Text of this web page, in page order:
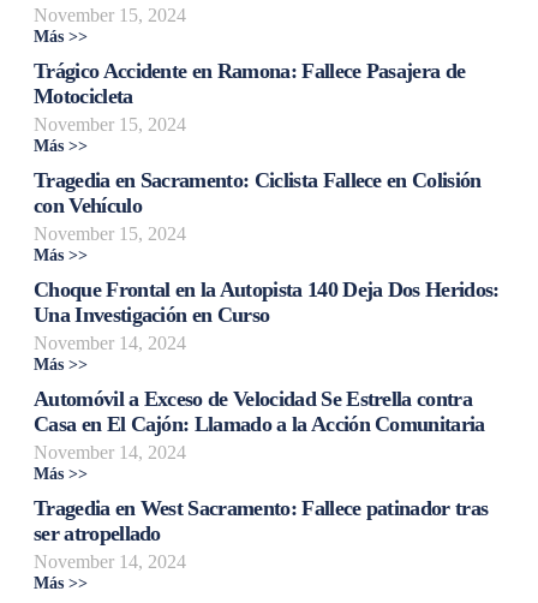
November 15, 2024
Más >>
Trágico Accidente en Ramona: Fallece Pasajera de
Motocicleta
November 15, 2024
Más >>
Tragedia en Sacramento: Ciclista Fallece en Colisión
con Vehículo
November 15, 2024
Más >>
Choque Frontal en la Autopista 140 Deja Dos Heridos:
Una Investigación en Curso
November 14, 2024
Más >>
Automóvil a Exceso de Velocidad Se Estrella contra
Casa en El Cajón: Llamado a la Acción Comunitaria
November 14, 2024
Más >>
Tragedia en West Sacramento: Fallece patinador tras
ser atropellado
November 14, 2024
Más >>